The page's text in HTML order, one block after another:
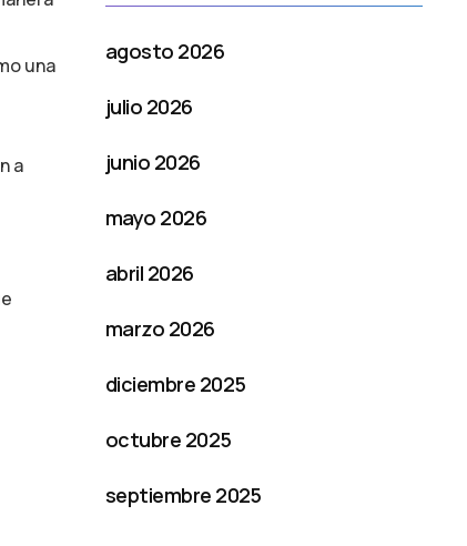
una
a
agosto 2026
julio 2026
junio 2026
mayo 2026
abril 2026
marzo 2026
diciembre 2025
octubre 2025
septiembre 2025